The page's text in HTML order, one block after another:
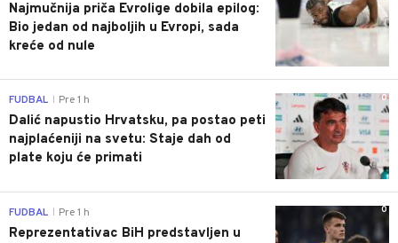
Najmučnija priča Evrolige dobila epilog:
Bio jedan od najboljih u Evropi, sada
kreće od nule
0
FUDBAL Pre 1 h
Dalić napustio Hrvatsku, pa postao peti
najplaćeniji na svetu: Staje dah od
plate koju će primati
0
FUDBAL Pre 1 h
Reprezentativac BiH predstavljen u